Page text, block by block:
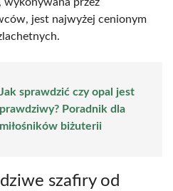
jest najwyżej cenionym
Jak sprawdzić czy opal jest
prawdziwy? Poradnik dla
miłośników biżuterii
szafiry od